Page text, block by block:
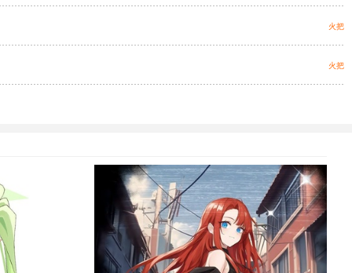
火把
火把